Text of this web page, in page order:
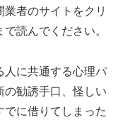
者のサイトをクリ
読んでください。
人に共通する心理パ
の勧誘手口、怪しい
に借りてしまった